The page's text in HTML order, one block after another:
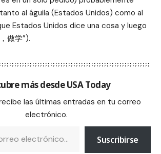
al águila (Estados Unidos) como al
Estados Unidos dice una cosa y luego
做学”).
más desde USA Today
las últimas entradas en tu correo
electrónico.
Suscribirse